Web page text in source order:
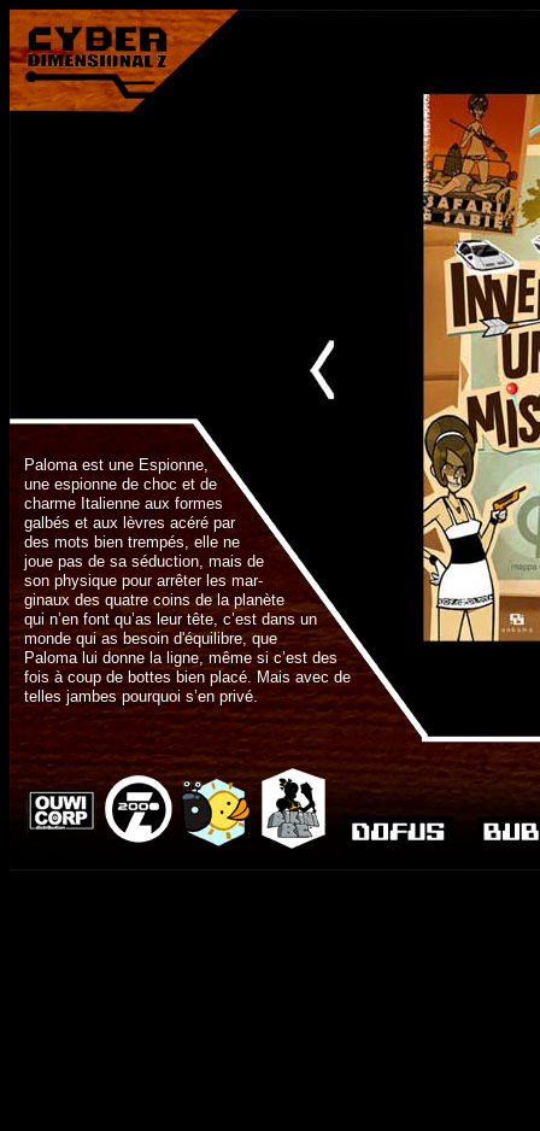
Paloma est une Espionne,
une espionne de choc et de
charme Italienne aux formes
galbés et aux lèvres acéré par
des mots bien trempés, elle ne
joue pas de sa séduction, mais de
son physique pour arrêter les mar-
ginaux des quatre coins de la planète
qui n’en font qu’as leur tête, c’est dans un
monde qui as besoin d'équilibre, que
Paloma lui donne la ligne, même si c’est des
fois à coup de bottes bien placé. Mais avec de
telles jambes pourquoi s’en privé.